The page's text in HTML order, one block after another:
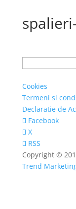
Cookies
Termeni si
Declaratie de
Facebook
X
RSS
Copyright ©
Trend